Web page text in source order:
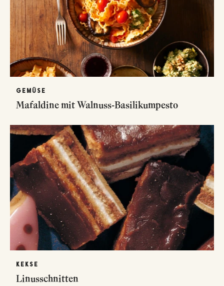
GEMÜSE
Mafaldine mit Walnuss-Basilikumpesto
KEKSE
Linusschnitten